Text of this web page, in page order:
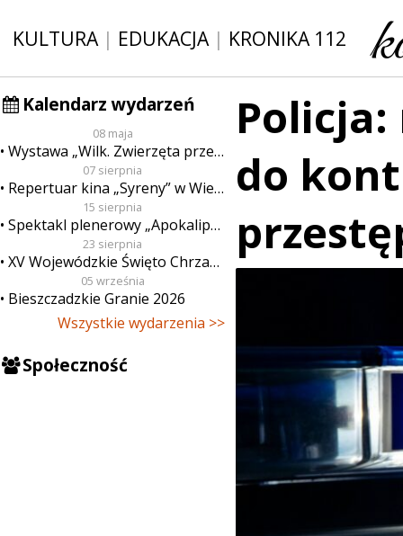
KULTURA| EDUKACJA| KRONIKA 112
Kalendarz wydarzeń
08 maja
Wystawa „Wilk. Zwierzęta przeklęte”
07 sierpnia
Repertuar kina „Syreny” w Wieluniu w dn. od 7 do 13 sierpnia
15 sierpnia
Spektakl plenerowy „Apokalipsa”
23 sierpnia
XV Wojewódzkie Święto Chrzanu
05 września
Bieszczadzkie Granie 2026
Wszystkie wydarzenia >>
Społeczność
do